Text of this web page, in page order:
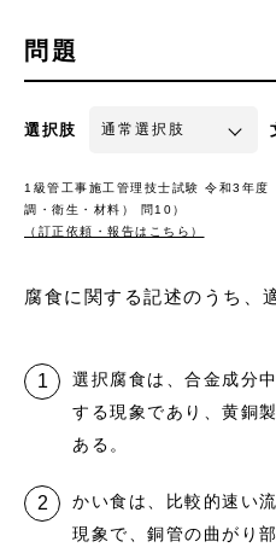
問題
選択肢
1級管工事施工管理技士試験 令和3年
調・衛生・材料） 問10）
（訂正依頼・報告はこちら）
腐食に関する記述のうち、
選択腐食は、合金成分
する現象であり、黄銅
ある。
かい食は、比較的速い
現象で、銅管の曲がり